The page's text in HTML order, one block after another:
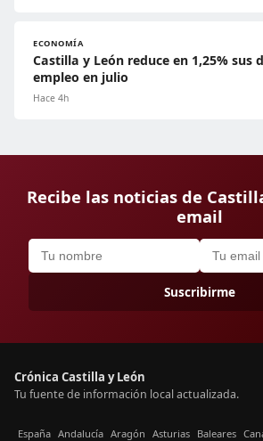
ECONOMÍA
Castilla y León reduce en 1,25% sus
empleo en julio
Hace 4h
Recibe las noticias de
email
Suscribirme
Crónica Castilla y León
Tu fuente de información local actualizada.
España Andalucía Aragón Asturias Baleares